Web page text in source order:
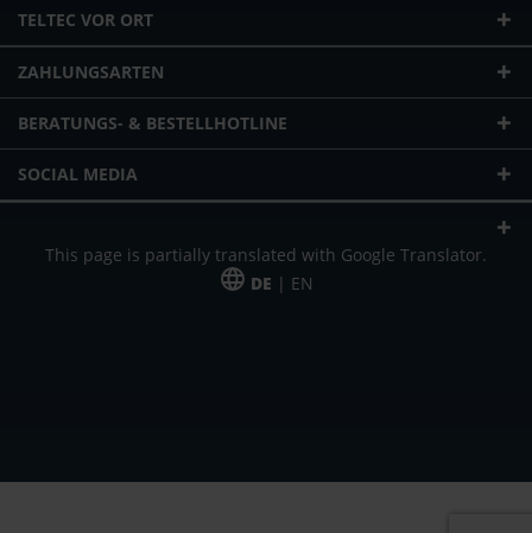
TELTEC VOR ORT
ZAHLUNGSARTEN
BERATUNGS- & BESTELLHOTLINE
SOCIAL MEDIA
This page is partially translated with Google Translator.
DE | EN